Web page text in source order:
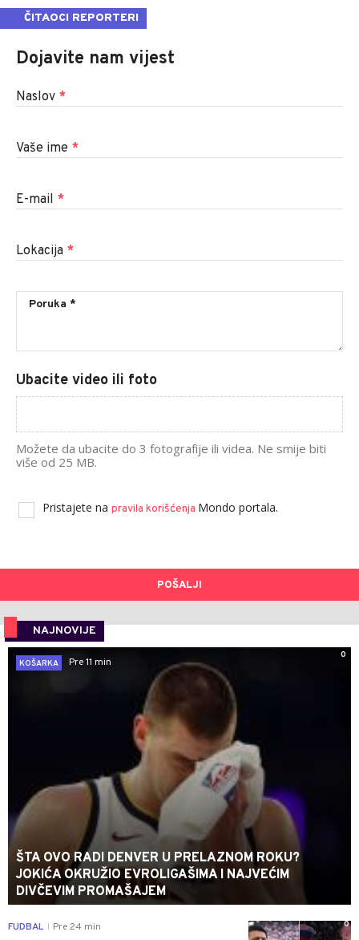
ČITAOCI REPORTERI
Dojavite nam vijest
Naslov *
Vaše ime *
E-mail *
Lokacija *
Ubacite video ili foto
Možete da ubacite do 3 fotografije ili videa. Ne smije biti
više od 25 MB.
Pristajete na pravila korišćenja Mondo portala.
POŠALJI
NAJNOVIJE
0
KOŠARKA
Pre 11 min
ŠTA OVO RADI DENVER U PRELAZNOM ROKU?
JOKIĆA OKRUŽIO EVROLIGAŠIMA I NAJVEĆIM
DIVČEVIM PROMAŠAJEM
0
FUDBAL Pre 24 min